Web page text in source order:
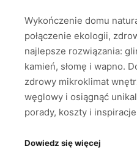
Wykończenie domu
połączenie ekologii,
najlepsze rozwiązania:
kamień, słomę i wapno.
zdrowy mikroklimat
węglowy i osiągnąć
porady, koszty i
Dowiedz się więcej